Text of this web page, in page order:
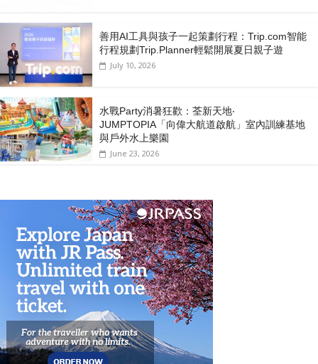
善用AI工具與孩子一起策劃行程：Trip.com智能
行程規劃Trip.Planner輕鬆開展夏日親子遊
July 10, 2026
水戰Party消暑狂歡：荃新天地‧
JUMPTOPIA「向偉大航道啟航」室內訓練基地
與戶外水上樂園
June 23, 2026